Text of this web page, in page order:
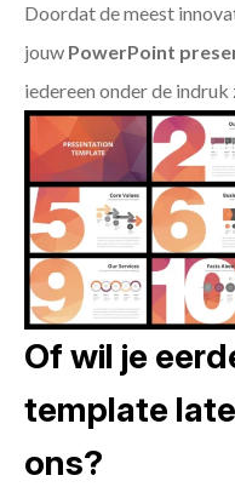
Doordat de meest
jouw PowerPoint
iedereen onder de
Of wil je
template
ons?